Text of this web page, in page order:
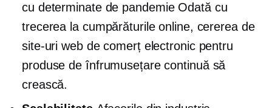
cu determinate de pandemieOdată cu
trecerea la cumpărăturile online, cererea de
site-uri web de comerț electronic pentru
produse de înfrumusețare continuă să
crească.